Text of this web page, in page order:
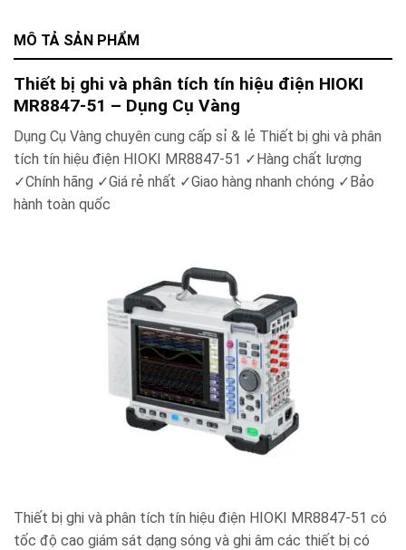
MÔ TẢ SẢN PHẨM
Thiết bị ghi và phân tích tín hiệu điện HIOKI
MR8847-51 – Dụng Cụ Vàng
Dụng Cụ Vàng chuyên cung cấp sỉ & lẻ Thiết bị ghi và phân
tích tín hiệu điện HIOKI MR8847-51 ✓Hàng chất lượng
✓Chính hãng ✓Giá rẻ nhất ✓Giao hàng nhanh chóng ✓Bảo
hành toàn quốc
Thiết bị ghi và phân tích tín hiệu điện HIOKI MR8847-51 có
tốc độ cao giám sát dạng sóng và ghi âm các thiết bị có